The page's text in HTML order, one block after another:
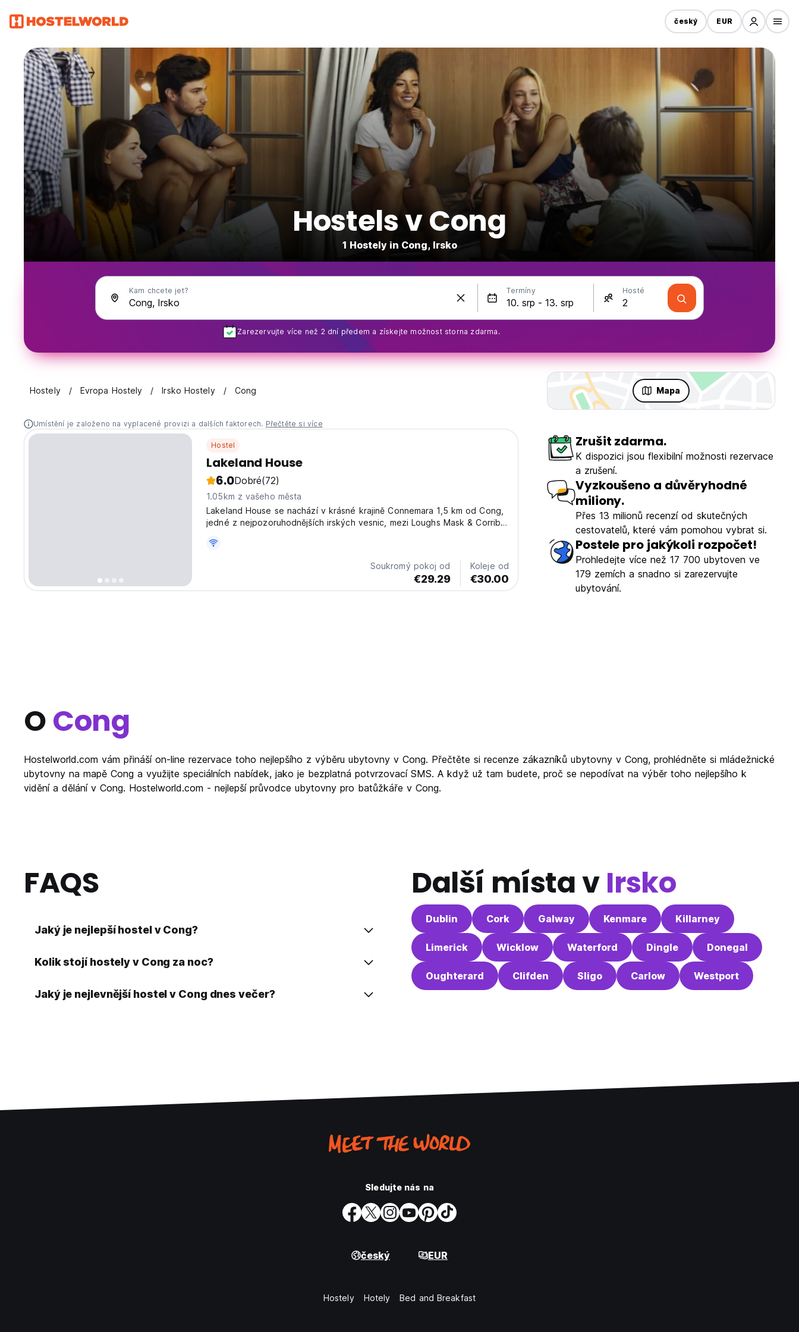
český EUR
Hostels v Cong
1 Hostely in Cong, Irsko
Kam chcete jet? Termíny Hosté
Zarezervujte více než 2 dní předem a získejte možnost storna zdarma.
Hostely Evropa Hostely Irsko Hostely Cong Mapa
Umístění je založeno na vyplacené provizi a dalších faktorech. Přečtěte si více
Hostel
Lakeland House
6.0Dobré(72)
1.05km z vašeho města
Lakeland House se nachází v krásné krajině Connemara 1,5 km od Cong,
jedné z nejpozoruhodnějších irských vesnic, mezi Loughs Mask & Corrib,
Soukromý pokoj od
€29.29
Koleje od
€30.00
Zrušit zdarma.
K dispozici jsou flexibilní možnosti rezervace
a zrušení.
Vyzkoušeno a důvěryhodné
miliony.
Přes 13 milionů recenzí od skutečných
cestovatelů, které vám pomohou vybrat si.
Postele pro jakýkoli rozpočet!
Prohledejte více než 17 700 ubytoven ve
179 zemích a snadno si zarezervujte
ubytování.
OCong
Hostelworld.com vám přináší on-line rezervace toho nejlepšího z výběru ubytovny v Cong. Přečtěte si recenze zákazníků ubytovny v Cong, prohlédněte si mládežnické
ubytovny na mapě Cong a využijte speciálních nabídek, jako je bezplatná potvrzovací SMS. A když už tam budete, proč se nepodívat na výběr toho nejlepšího k
vidění a dělání v Cong. Hostelworld.com - nejlepší průvodce ubytovny pro batůžkáře v Cong.
FAQS
Jaký je nejlepší hostel v Cong?
Kolik stojí hostely v Cong za noc?
Jaký je nejlevnější hostel v Cong dnes večer?
Další místa vIrsko
Dublin Cork Galway Kenmare Killarney
Limerick Wicklow Waterford Dingle Donegal
Oughterard Clifden Sligo Carlow Westport
Sledujte nás na
český EUR
Hostely Hotely Bed and Breakfast